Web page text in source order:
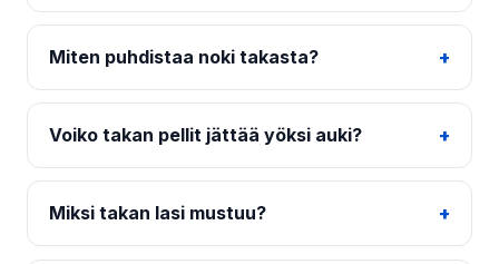
Miten puhdistaa noki takasta?
Voiko takan pellit jättää yöksi auki?
Miksi takan lasi mustuu?